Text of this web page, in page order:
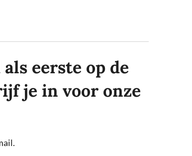
eerste op de
je in voor onze